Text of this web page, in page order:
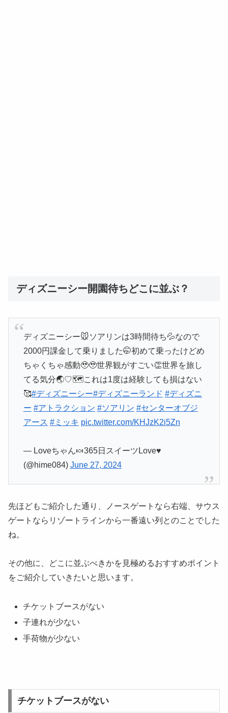
ディズニーシー開園待ちどこに並ぶ？
ディズニーシー🐭ソアリンは3時間待ち💦なので
2000円課金して乗りました🤭初めて乗ったけどめ
ちゃくちゃ感動🥹🥹世界観がすごい👏世界を旅し
てる気分🌏♡🗺これは1度は経験しても損はない
🥰#ディズニーシー#ディズニーランド #ディズニ
ー #アトラクション #ソアリン #センターオブジ
アース #ミッキ pic.twitter.com/KHJzK2i5Zn
— Loveちゃん🍬365日スイーツLove♥
(@hime084) June 27, 2024
先ほどもご紹介した通り、ノースゲートなら右端、サウス
ゲートならリゾートラインから一番遠い列とのことでした
ね。
その他に、どこに並ぶべきかを見極めるおすすめポイント
をご紹介していきたいと思います。
チケットブースがない
子連れが少ない
手荷物が少ない
チケットブースがない